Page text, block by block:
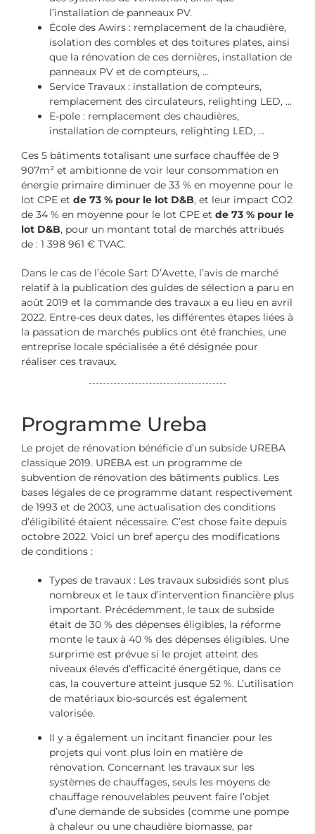
l’installation de panneaux PV.
École des Awirs : remplacement de la chaudière,
isolation des combles et des toitures plates, ainsi
que la rénovation de ces dernières, installation de
panneaux PV et de compteurs, …
Service Travaux : installation de compteurs,
remplacement des circulateurs, relighting LED, …
E-pole : remplacement des chaudières,
installation de compteurs, relighting LED, …
Ces 5 bâtiments totalisant une surface chauffée de 9
907m² et ambitionne de voir leur consommation en
énergie primaire diminuer de 33 % en moyenne pour le
lot CPE et de 73 % pour le lot D&B, et leur impact CO2
de 34 % en moyenne pour le lot CPE et de 73 % pour le
lot D&B, pour un montant total de marchés attribués
de : 1 398 961 € TVAC.
Dans le cas de l’école Sart D’Avette, l’avis de marché
relatif à la publication des guides de sélection a paru en
août 2019 et la commande des travaux a eu lieu en avril
2022. Entre-ces deux dates, les différentes étapes liées à
la passation de marchés publics ont été franchies, une
entreprise locale spécialisée a été désignée pour
réaliser ces travaux.
Programme Ureba
Le projet de rénovation bénéficie d’un subside UREBA
classique 2019. UREBA est un programme de
subvention de rénovation des bâtiments publics. Les
bases légales de ce programme datant respectivement
de 1993 et de 2003, une actualisation des conditions
d’éligibilité étaient nécessaire. C’est chose faite depuis
octobre 2022. Voici un bref aperçu des modifications
de conditions :
Types de travaux : Les travaux subsidiés sont plus
nombreux et le taux d’intervention financière plus
important. Précédemment, le taux de subside
était de 30 % des dépenses éligibles, la réforme
monte le taux à 40 % des dépenses éligibles. Une
surprime est prévue si le projet atteint des
niveaux élevés d’efficacité énergétique, dans ce
cas, la couverture atteint jusque 52 %. L’utilisation
de matériaux bio-sourcés est également
valorisée.
Il y a également un incitant financier pour les
projets qui vont plus loin en matière de
rénovation. Concernant les travaux sur les
systèmes de chauffages, seuls les moyens de
chauffage renouvelables peuvent faire l’objet
d’une demande de subsides (comme une pompe
à chaleur ou une chaudière biomasse, par